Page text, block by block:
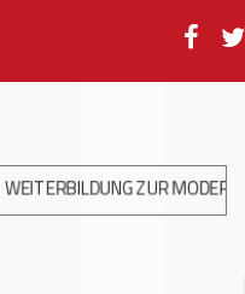
ZUR MODERNEN